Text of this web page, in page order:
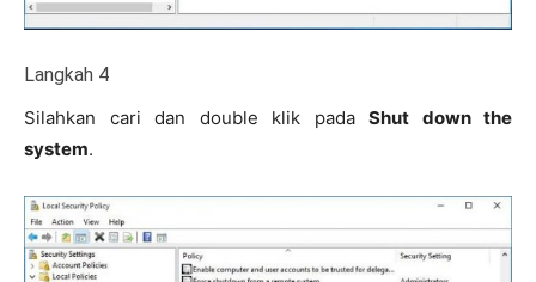
Langkah 4
Silahkan cari dan double klik pada Shut down the
system.